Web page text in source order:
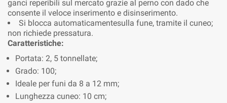
ganci reperibili sul mercato grazie al perno con dado che
consente il veloce inserimento e disinserimento.
Si blocca automaticamentesulla fune, tramite il cuneo;
non richiede pressatura.
Caratteristiche:
Portata: 2, 5 tonnellate;
Grado: 100;
Ideale per funi da 8 a 12 mm;
Lunghezza cuneo: 10 cm;